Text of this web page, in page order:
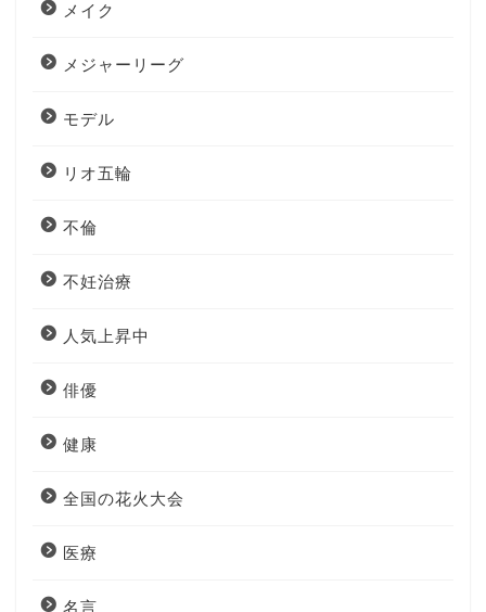
メイク
メジャーリーグ
モデル
リオ五輪
不倫
不妊治療
人気上昇中
俳優
健康
全国の花火大会
医療
名言